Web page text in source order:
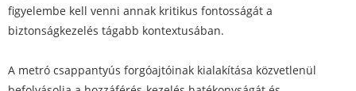
figyelembe kell venni annak kritikus fontosságát a
biztonságkezelés tágabb kontextusában.
A metró csappantyús forgóajtóinak kialakítása közvetlenül